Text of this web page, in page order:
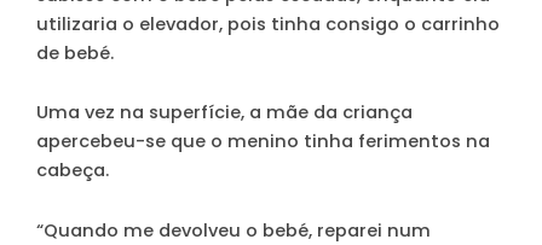
utilizaria o elevador, pois tinha consigo o carrinho
de bebé.
Uma vez na superfície, a mãe da criança
apercebeu-se que o menino tinha ferimentos na
cabeça.
“Quando me devolveu o bebé, reparei num